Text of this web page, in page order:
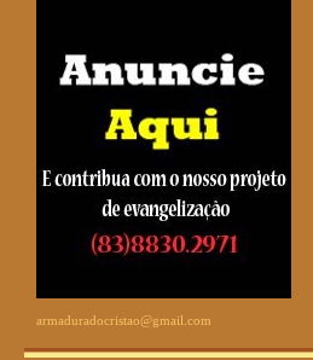
armaduradocristao@gmail.com